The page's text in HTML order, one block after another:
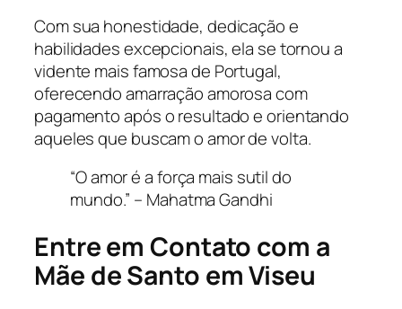
Com sua honestidade, dedicação e
habilidades excepcionais, ela se tornou a
vidente mais famosa de Portugal,
oferecendo amarração amorosa com
pagamento após o resultado e orientando
aqueles que buscam o amor de volta.
“O amor é a força mais sutil do
mundo.” – Mahatma Gandhi
Entre em Contato com a
Mãe de Santo em Viseu